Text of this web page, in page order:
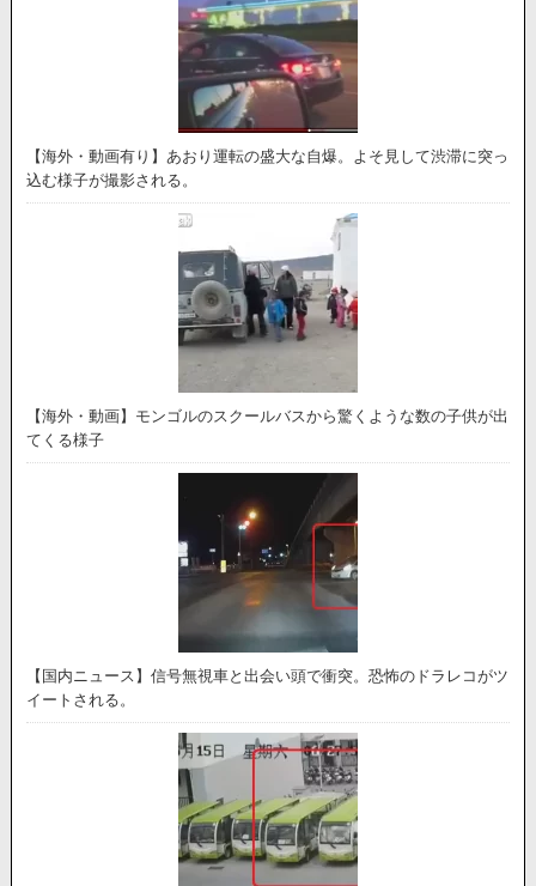
【海外・動画有り】あおり運転の盛大な自爆。よそ見して渋滞に突っ
込む様子が撮影される。
【海外・動画】モンゴルのスクールバスから驚くような数の子供が出
てくる様子
【国内ニュース】信号無視車と出会い頭で衝突。恐怖のドラレコがツ
イートされる。